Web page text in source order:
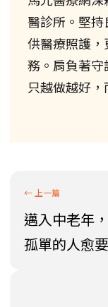
醫診所。堅
供醫療照護
務。肩負著
只越做越好，
邁入中老年
孤單的人愈